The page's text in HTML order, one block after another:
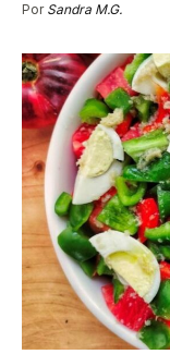
Por Sandra M.G.